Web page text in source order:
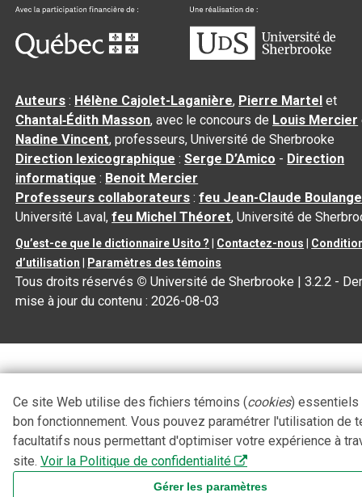
Auteurs : Hélène Cajolet-Laganière, Pierre Martel et
Chantal‑Édith Masson, avec le concours de Louis Mercier
Nadine Vincent, professeurs, Université de Sherbrooke
Direction lexicographique :Serge D’Amico - Direction
informatique : Benoit Mercier
Professeurs collaborateurs :feu Jean-Claude
Université Laval,feu Michel Théoret, Université de
Qu’est-ce que le dictionnaire Usito ? Contactez-nous
d’utilisation
Paramètres des témoins
Tous droits réservés © Université de Sherbrooke |3.2.2 -
mise à jour du contenu :2026-08-03
Ce site Web utilise des fichiers témoins (cookies) essentiels
bon fonctionnement. Vous pouvez paramétrer l'utilisation de
facultatifs nous permettant d'optimiser votre expérience à
site. Voir la Politique de confidentialité
Gérer les paramètres